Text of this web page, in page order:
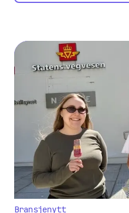
Bransjenytt